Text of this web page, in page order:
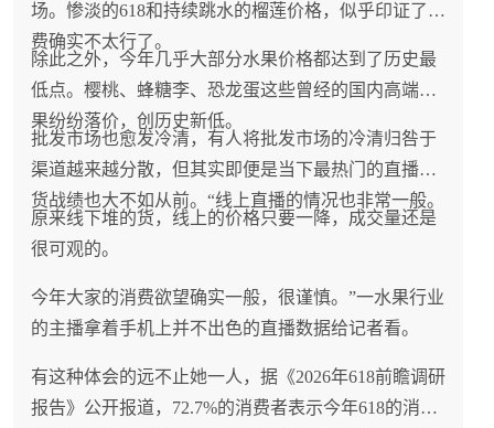
场。惨淡的618和持续跳水的榴莲价格，似乎印证了消
费确实不太行了。
除此之外，今年几乎大部分水果价格都达到了历史最
低点。樱桃、蜂糖李、恐龙蛋这些曾经的国内高端水
果纷纷落价，创历史新低。
批发市场也愈发冷清，有人将批发市场的冷清归咎于
渠道越来越分散，但其实即便是当下最热门的直播带
货战绩也大不如从前。“线上直播的情况也非常一般。
原来线下堆的货，线上的价格只要一降，成交量还是
很可观的。
今年大家的消费欲望确实一般，很谨慎。”一水果行业
的主播拿着手机上并不出色的直播数据给记者看。
有这种体会的远不止她一人，据《2026年618前瞻调研
报告》公开报道，72.7%的消费者表示今年618的消费